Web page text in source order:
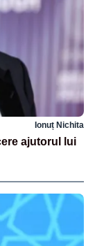
Ionuț Nichita
ajutorul lui